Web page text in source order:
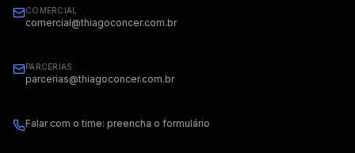
COMERCIAL
comercial@thiagoconcer.com.br
PARCERIAS
parcerias@thiagoconcer.com.br
Falar com o time: preencha o formulário